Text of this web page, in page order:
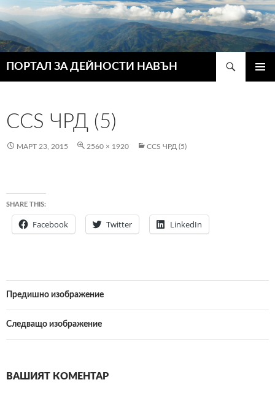
ПОРТАЛ ЗА ДЕЙНОСТИ НАВЪН
CCS ЧРД (5)
МАРТ 23, 2015 2560 × 1920 CCS ЧРД (5)
SHARE THIS:
Facebook Twitter LinkedIn
Предишно изображение
Следващо изображение
ВАШИЯТ КОМЕНТАР